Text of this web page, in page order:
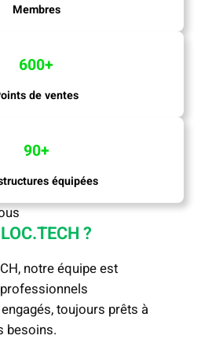
Membres
600+
de ventes
90+
équipées
?
notre équipe est
toujours prêts à
besoins.